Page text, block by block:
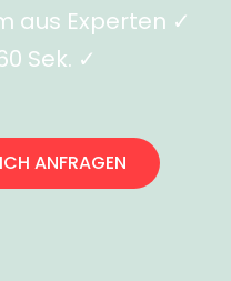
aus Experten ✓
Sek. ✓
ANFRAGEN